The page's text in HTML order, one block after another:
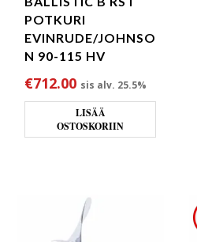
POTKURI
EVINRUDE/JOHNSO
N 90-115 HV
€712.00 sis alv. 25.5%
LISÄÄ
OSTOSKORIIN